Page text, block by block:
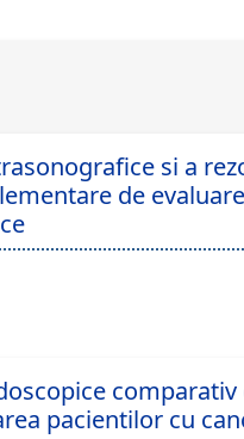
si a
de
pacientilor cu